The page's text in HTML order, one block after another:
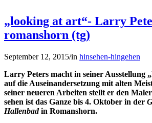
„looking at art“- Larry
romanshorn (tg)
September 12, 2015/in hinsehen-hingehen
Larry Peters macht in seiner Ausstellung
auf die Auseinandersetzung mit alten
seiner neueren Arbeiten stellt er den
sehen ist das Ganze bis 4. Oktober in der
Hallenbadin Romanshorn.